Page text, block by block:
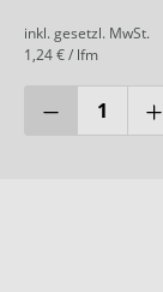
inkl. gesetzl. MwSt.
1,24 € / lfm